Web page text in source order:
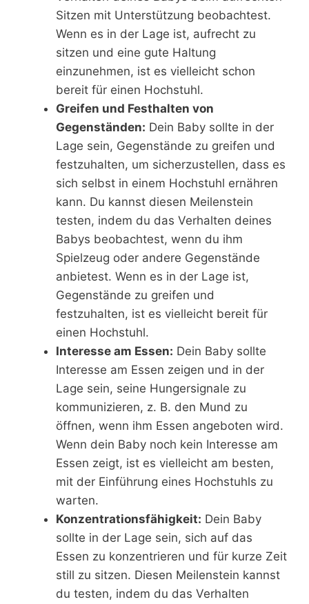
Sitzen mit Unterstützung beobachtest.
Wenn es in der Lage ist, aufrecht zu
sitzen und eine gute Haltung
einzunehmen, ist es vielleicht schon
bereit für einen Hochstuhl.
Greifen und Festhalten von
Gegenständen: Dein Baby sollte in der
Lage sein, Gegenstände zu greifen und
festzuhalten, um sicherzustellen, dass es
sich selbst in einem Hochstuhl ernähren
kann. Du kannst diesen Meilenstein
testen, indem du das Verhalten deines
Babys beobachtest, wenn du ihm
Spielzeug oder andere Gegenstände
anbietest. Wenn es in der Lage ist,
Gegenstände zu greifen und
festzuhalten, ist es vielleicht bereit für
einen Hochstuhl.
Interesse am Essen: Dein Baby sollte
Interesse am Essen zeigen und in der
Lage sein, seine Hungersignale zu
kommunizieren, z. B. den Mund zu
öffnen, wenn ihm Essen angeboten wird.
Wenn dein Baby noch kein Interesse am
Essen zeigt, ist es vielleicht am besten,
mit der Einführung eines Hochstuhls zu
warten.
Konzentrationsfähigkeit: Dein Baby
sollte in der Lage sein, sich auf das
Essen zu konzentrieren und für kurze Zeit
still zu sitzen. Diesen Meilenstein kannst
du testen, indem du das Verhalten